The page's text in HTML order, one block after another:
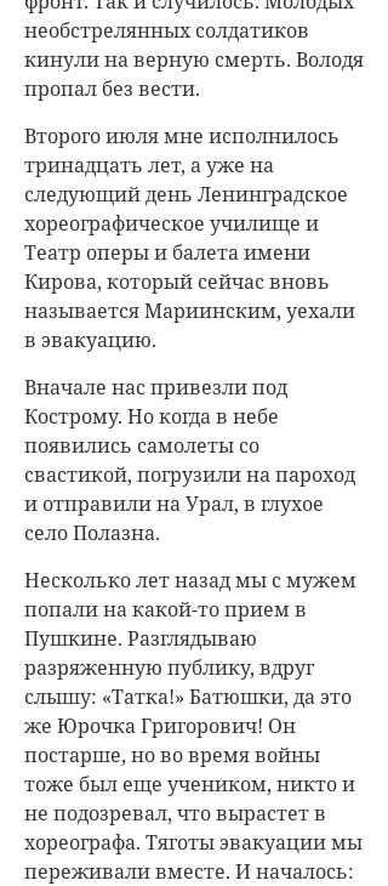
необстрелянных солдатиков
кинули на верную смерть. Володя
пропал без вести.
Второго июля мне исполнилось
тринадцать лет, а уже на
следующий день Ленинградское
хореографическое училище и
Театр оперы и балета имени
Кирова, который сейчас вновь
называется Мариинским, уехали
в эвакуацию.
Вначале нас привезли под
Кострому. Но когда в небе
появились самолеты со
свастикой, погрузили на пароход
и отправили на Урал, в глухое
село Полазна.
Несколько лет назад мы с мужем
попали на какой-то прием в
Пушкине. Разглядываю
разряженную публику, вдруг
слышу: «Татка!» Батюшки, да это
же Юрочка Григорович! Он
постарше, но во время войны
тоже был еще учеником, никто и
не подозревал, что вырастет в
хореографа. Тяготы эвакуации мы
переживали вместе. И началось: